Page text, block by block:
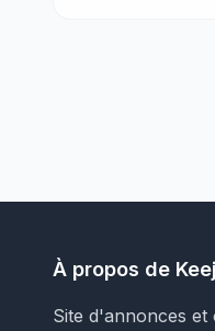
À propos de
Site d'annonces